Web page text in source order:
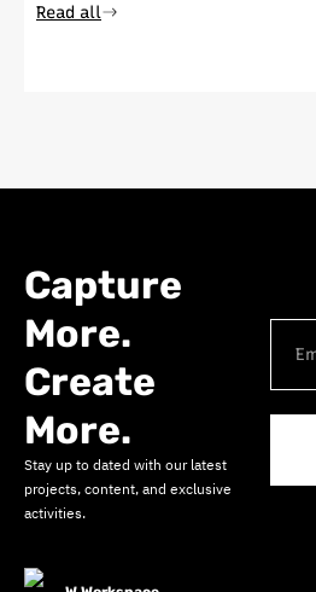
Read all
Capture
More.
Create
More.
Stay up to dated with our latest
projects, content, and exclusive
activities.